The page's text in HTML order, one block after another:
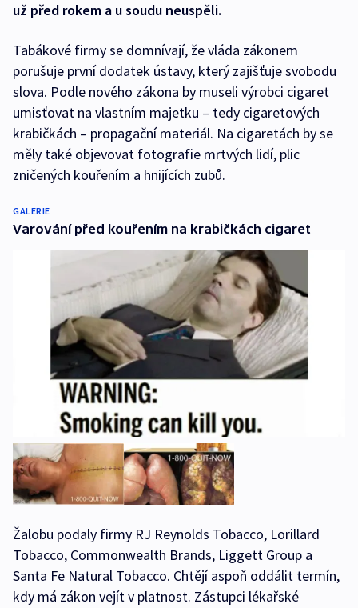
už před rokem a u soudu neuspěli.
Tabákové firmy se domnívají, že vláda zákonem
porušuje první dodatek ústavy, který zajišťuje svobodu
slova. Podle nového zákona by museli výrobci cigaret
umisťovat na vlastním majetku – tedy cigaretových
krabičkách – propagační materiál. Na cigaretách by se
měly také objevovat fotografie mrtvých lidí, plic
zničených kouřením a hnijících zubů.
GALERIE
Varování před kouřením na krabičkách cigaret
Žalobu podaly firmy RJ Reynolds Tobacco, Lorillard
Tobacco, Commonwealth Brands, Liggett Group a
Santa Fe Natural Tobacco. Chtějí aspoň oddálit termín,
kdy má zákon vejít v platnost. Zástupci lékařské